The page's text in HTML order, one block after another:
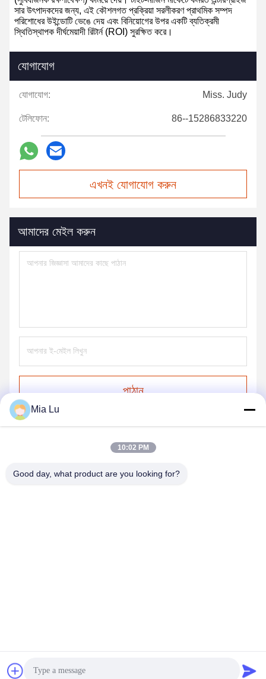
সার উৎপাদকদের জন্য, এই কৌশলগত প্রক্রিয়া সরলীকরণ প্রাথমিক সম্পদ
পরিশোধের উইন্ডোটি ভেঙে দেয় এবং বিনিয়োগের উপর একটি ব্যতিক্রমী
স্থিতিস্থাপক দীর্ঘমেয়াদী রিটার্ন (ROI) সুরক্ষিত করে।
যোগাযোগ
যোগাযোগ: Miss. Judy
টেলিফোন: 86--15286833220
এখনই যোগাযোগ করুন
আমাদের মেইল করুন
পাঠান
SHENGHONG HEAVY INDUSTRY TECHNOLOGY CO., LTD. সমস্ত অধিকার
Mia Lu
10:02 PM
Good day, what product are you looking for?